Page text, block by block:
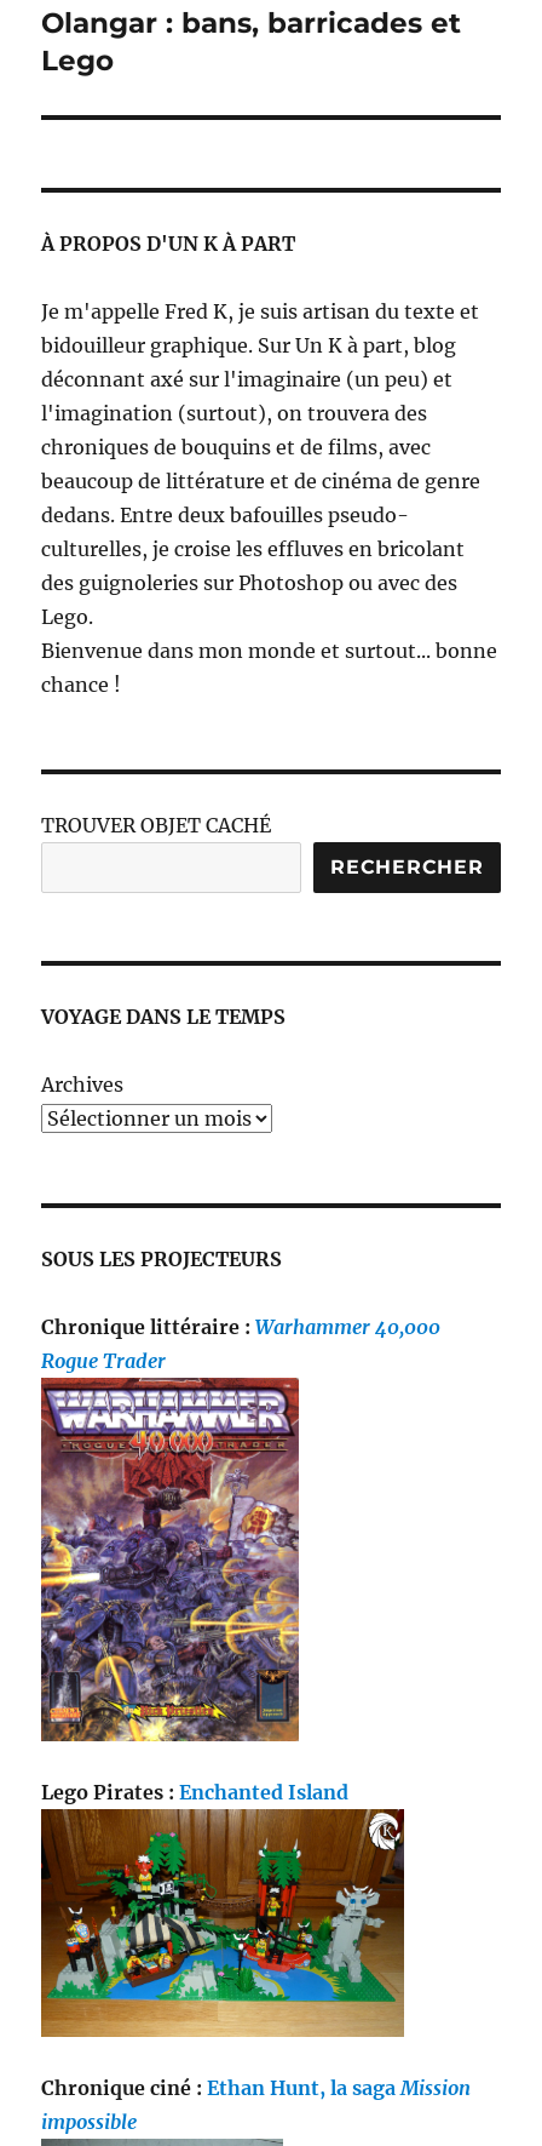
Publication
suivante :
Olangar : bans, barricades et
Lego
À PROPOS D'UN K À PART
Je m'appelle Fred K, je suis artisan du texte et
bidouilleur graphique. Sur Un K à part, blog
déconnant axé sur l'imaginaire (un peu) et
l'imagination (surtout), on trouvera des
chroniques de bouquins et de films, avec
beaucoup de littérature et de cinéma de genre
dedans. Entre deux bafouilles pseudo-
culturelles, je croise les effluves en bricolant
des guignoleries sur Photoshop ou avec des
Lego.
Bienvenue dans mon monde et surtout... bonne
chance !
TROUVER OBJET CACHÉ
RECHERCHER
VOYAGE DANS LE TEMPS
Archives
SOUS LES PROJECTEURS
Chronique littéraire :Warhammer 40,000
Rogue Trader
Lego Pirates :Enchanted Island
Chronique ciné :Ethan Hunt, la sagaMission
impossible